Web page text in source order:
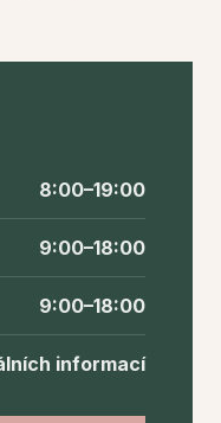
8:00–19:00
9:00–18:00
9:00–18:00
informací